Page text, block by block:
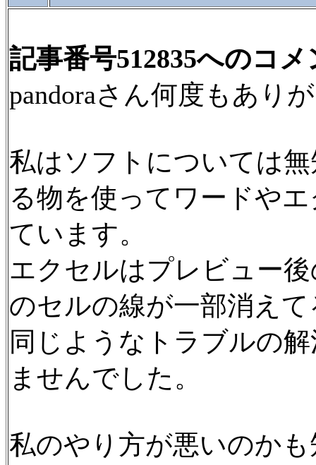
記事番号512835へのコメ
pandoraさん何度もあり
私はソフトについては
る物を使ってワードや
ています。
エクセルはプレビュー
のセルの線が一部消え
同じようなトラブルの
ませんでした。
私のやり方が悪いのか